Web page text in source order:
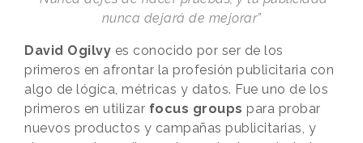
nunca dejará de mejorar”
David Ogilvy es conocido por ser de los
primeros en afrontar la profesión publicitaria con
algo de lógica, métricas y datos. Fue uno de los
primeros en utilizar focus groups para probar
nuevos productos y campañas publicitarias, y